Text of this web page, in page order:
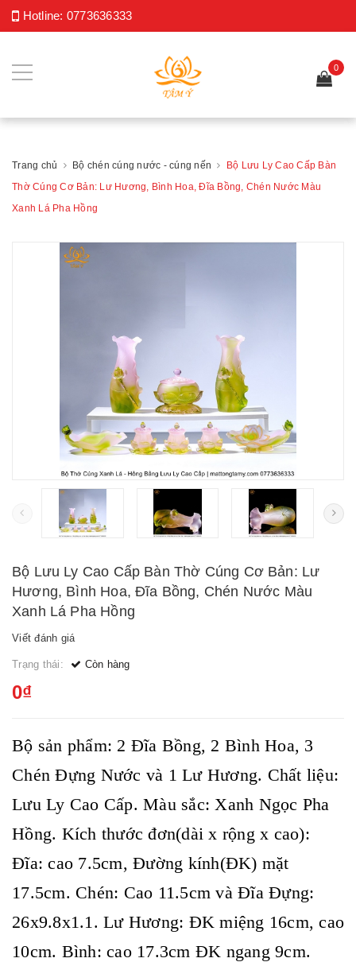
Hotline: 0773636333
0
Trang chủ Bộ chén cúng nước - cúng nến Bộ Lưu Ly Cao Cấp Bàn
Thờ Cúng Cơ Bản: Lư Hương, Bình Hoa, Đĩa Bồng, Chén Nước Màu
Xanh Lá Pha Hồng
Bộ Lưu Ly Cao Cấp Bàn Thờ Cúng Cơ Bản: Lư
Hương, Bình Hoa, Đĩa Bồng, Chén Nước Màu
Xanh Lá Pha Hồng
Viết đánh giá
Trạng thái: Còn hàng
0₫
Bộ sản phẩm: 2 Đĩa Bồng, 2 Bình Hoa, 3
Chén Đựng Nước và 1 Lư Hương. Chất liệu:
Lưu Ly Cao Cấp. Màu sắc: Xanh Ngọc Pha
Hồng. Kích thước đơn(dài x rộng x cao):
Đĩa: cao 7.5cm, Đường kính(ĐK) mặt
17.5cm. Chén: Cao 11.5cm và Đĩa Đựng:
26x9.8x1.1. Lư Hương: ĐK miệng 16cm, cao
10cm. Bình: cao 17.3cm ĐK ngang 9cm.